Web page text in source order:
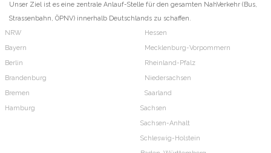
Unser Ziel ist es eine zentrale Anlauf-Stelle für den gesamten NahVerkehr (Bus,
Strassenbahn, ÖPNV) innerhalb Deutschlands zu schaffen.
NRW
Bayern
Berlin
Brandenburg
Bremen
Hamburg
Hessen
Mecklenburg-Vorpommern
Rheinland-Pfalz
Niedersachsen
Saarland
Sachsen
Sachsen-Anhalt
Schleswig-Holstein